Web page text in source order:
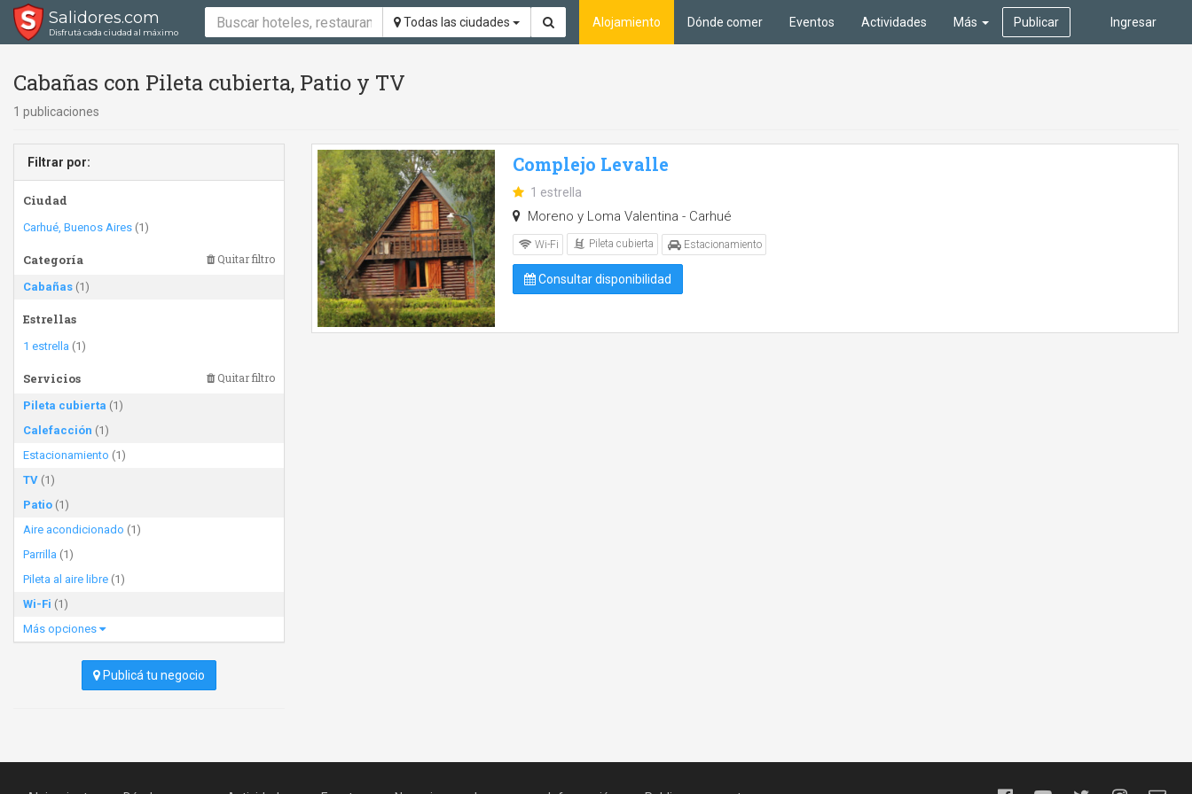
Salidores.com
Disfrutá cada ciudad al máximo
Todas las ciudades Ingresar
Alojamiento Dónde comer Eventos Actividades Más Publicar
Cabañas con Pileta cubierta, Patio y TV
1 publicaciones
Filtrar por:
Ciudad
Carhué, Buenos Aires (1)
Categoría Quitar filtro
Cabañas (1)
Estrellas
1 estrella (1)
Servicios Quitar filtro
Pileta cubierta (1)
Calefacción (1)
Estacionamiento (1)
TV (1)
Patio (1)
Aire acondicionado (1)
Parrilla (1)
Pileta al aire libre (1)
Wi-Fi (1)
Más opciones
Publicá tu negocio
Complejo Levalle
1 estrella
Moreno y Loma Valentina - Carhué
Wi-Fi Pileta cubierta Estacionamiento
Consultar disponibilidad